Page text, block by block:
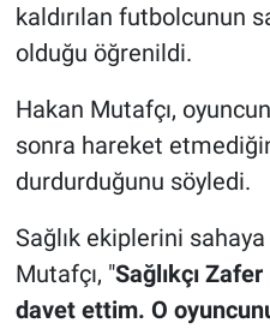
kaldırılan futbolcunun
olduğu öğrenildi.
Hakan Mutafçı,
sonra hareket
durdurduğunu söyledi.
Sağlık ekiplerini sahaya
Mutafçı, "Sağlıkçı
davet ettim. O